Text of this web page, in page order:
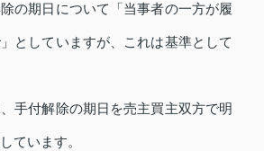
の期日について「当事者の一方が履
としていますが、これは基準として
手付解除の期日を売主買主双方で明
ています。